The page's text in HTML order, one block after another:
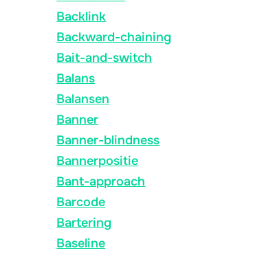
Backlink
Backward-chaining
Bait-and-switch
Balans
Balansen
Banner
Banner-blindness
Bannerpositie
Bant-approach
Barcode
Bartering
Baseline